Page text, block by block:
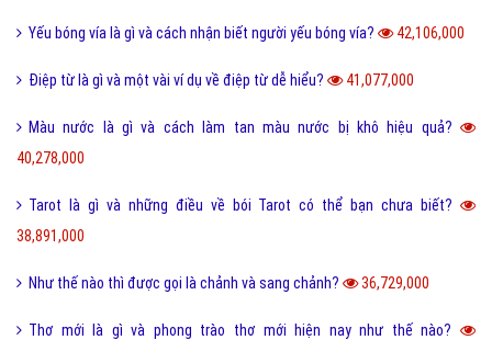
Yếu bóng vía là gì và cách nhận biết người yếu bóng vía? 42,106,000
Điệp từ là gì và một vài ví dụ về điệp từ dễ hiểu? 41,077,000
Màu nước là gì và cách làm tan màu nước bị khô hiệu quả?
40,278,000
Tarot là gì và những điều về bói Tarot có thể bạn chưa biết?
38,891,000
Như thế nào thì được gọi là chảnh và sang chảnh? 36,729,000
Thơ mới là gì và phong trào thơ mới hiện nay như thế nào?